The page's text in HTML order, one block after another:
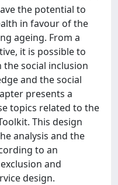
the potential to
in favour of the
ageing. From a
it is possible to
social inclusion
and the social
presents a
topics related to the
This design
analysis and the
to an
and
design.